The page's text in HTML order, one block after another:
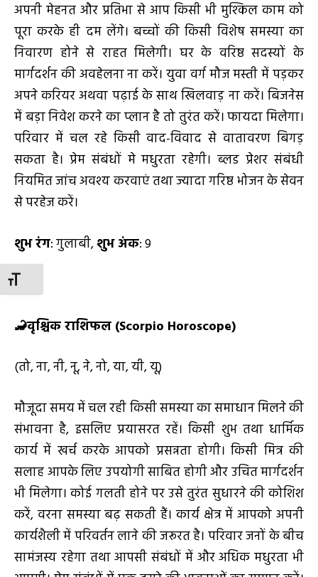
TOGGLE FONT SIZE
अपनी मेहनत और प्रतिभा से आप किसी भी मुश्किल काम को
पूरा करके ही दम लेंगे। बच्चों की किसी विशेष समस्या का
निवारण होने से राहत मिलेगी। घर के वरिष्ठ सदस्यों के
मार्गदर्शन की अवहेलना ना करें। युवा वर्ग मौज मस्ती में पड़कर
अपने करियर अथवा पढ़ाई के साथ खिलवाड़ ना करें। बिजनेस
में बड़ा निवेश करने का प्लान है तो तुरंत करें। फायदा मिलेगा।
परिवार में चल रहे किसी वाद-विवाद से वातावरण बिगड़
सकता है। प्रेम संबंधों मे मधुरता रहेगी। ब्लड प्रेशर संबंधी
नियमित जांच अवश्य करवाएं तथा ज्यादा गरिष्ठ भोजन के सेवन
से परहेज करें।
शुभ रंग: गुलाबी,शुभ अंक: 9
🦂वृश्चिक राशिफल (Scorpio Horoscope)
(तो, ना, नी, नू, ने, नो, या, यी, यू)
मौजूदा समय में चल रही किसी समस्या का समाधान मिलने की
संभावना है, इसलिए प्रयासरत रहें। किसी शुभ तथा धार्मिक
कार्य में खर्च करके आपको प्रसन्नता होगी। किसी मित्र की
सलाह आपके लिए उपयोगी साबित होगी और उचित मार्गदर्शन
भी मिलेगा। कोई गलती होने पर उसे तुरंत सुधारने की कोशिश
करें, वरना समस्या बढ़ सकती हैं। कार्य क्षेत्र में आपको अपनी
कार्यशैली में परिवर्तन लाने की जरूरत है। परिवार जनों के बीच
सामंजस्य रहेगा तथा आपसी संबंधों में और अधिक मधुरता भी